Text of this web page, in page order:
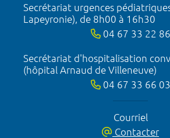
Secrétariat urgences
Lapeyronie), de 8h00 à 16h30
04 67 33 22 86
Secrétariat d'hospitalisation
(hôpital Arnaud de Villeneuve)
04 67 33 66 03
Courriel
Contacter